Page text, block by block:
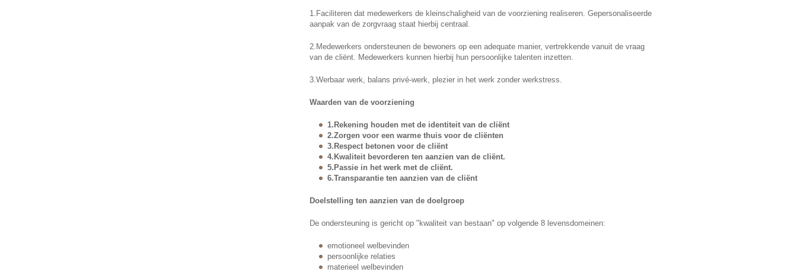
1.Faciliteren dat medewerkers de kleinschaligheid van de voorziening realiseren. Gepersonaliseerde
aanpak van de zorgvraag staat hierbij centraal.
2.Medewerkers ondersteunen de bewoners op een adequate manier, vertrekkende vanuit de vraag
van de cliënt. Medewerkers kunnen hierbij hun persoonlijke talenten inzetten.
3.Werbaar werk, balans privé-werk, plezier in het werk zonder werkstress.
Waarden van de voorziening
1. Rekening houden met de identiteit van de cliënt
2.Zorgen voor een warme thuis voor de cliënten
3. Respect betonen voor de cliënt
4. Kwaliteit bevorderen ten aanzien van de cliënt.
5. Passie in het werk met de cliënt.
6.Transparantie ten aanzien van de cliënt
Doelstelling ten aanzien van de doelgroep
De ondersteuning is gericht op "kwaliteit van bestaan" op volgende 8 levensdomeinen:
emotioneel welbevinden
persoonlijke relaties
materieel welbevinden